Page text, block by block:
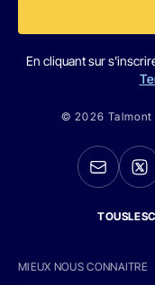
En cliquant sur
© 2026 Talmont
MIEUX NOUS CONNAITRE